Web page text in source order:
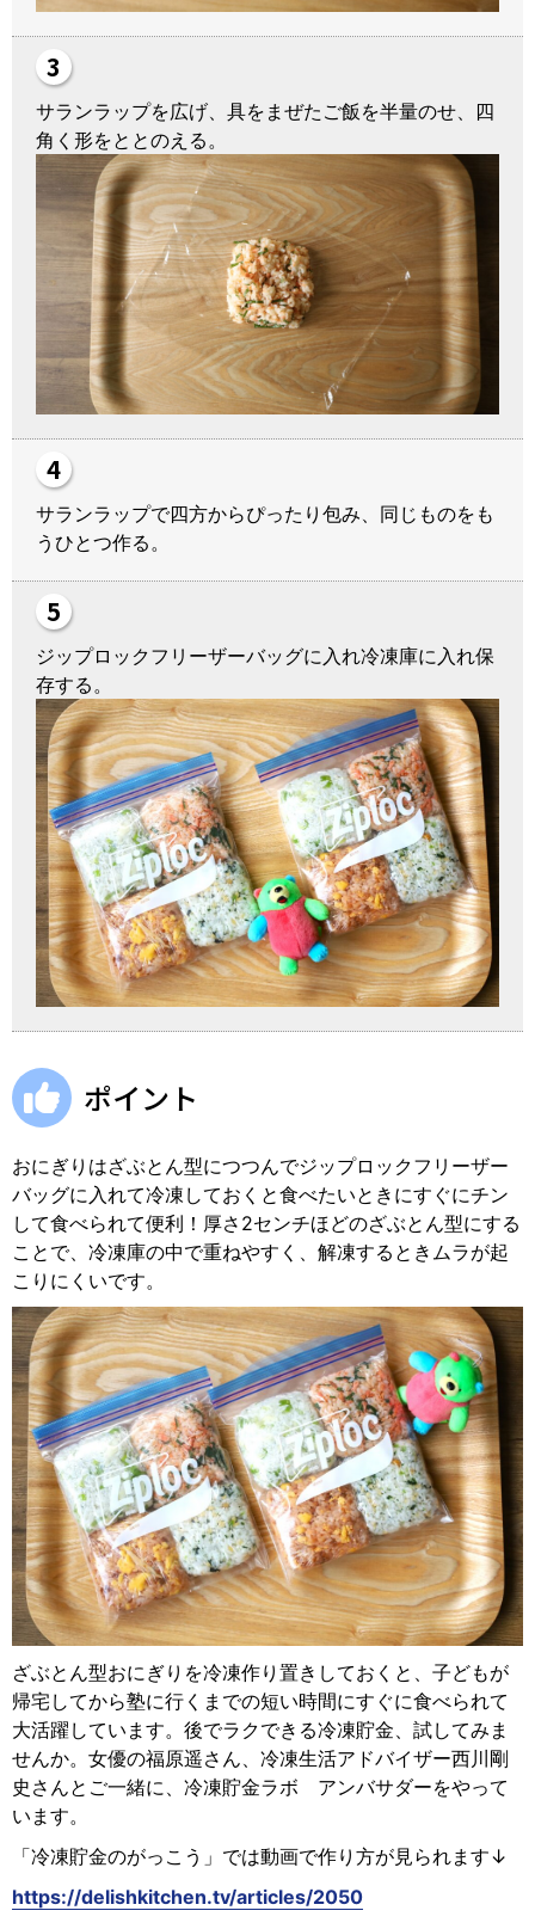
サランラップを広げ、具をまぜたご飯を半量のせ、四
角く形をととのえる。
サランラップで四方からぴったり包み、同じものをも
うひとつ作る。
ジップロックフリーザーバッグに入れ冷凍庫に入れ保
存する。
ポイント
おにぎりはざぶとん型につつんでジップロックフリーザー
バッグに入れて冷凍しておくと食べたいときにすぐにチン
して食べられて便利！厚さ2センチほどのざぶとん型にする
ことで、冷凍庫の中で重ねやすく、解凍するときムラが起
こりにくいです。
ざぶとん型おにぎりを冷凍作り置きしておくと、子どもが
帰宅してから塾に行くまでの短い時間にすぐに食べられて
大活躍しています。後でラクできる冷凍貯金、試してみま
せんか。女優の福原遥さん、冷凍生活アドバイザー西川剛
史さんとご一緒に、冷凍貯金ラボ アンバサダーをやって
います。
「冷凍貯金のがっこう」では動画で作り方が見られます↓
https://delishkitchen.tv/articles/2050